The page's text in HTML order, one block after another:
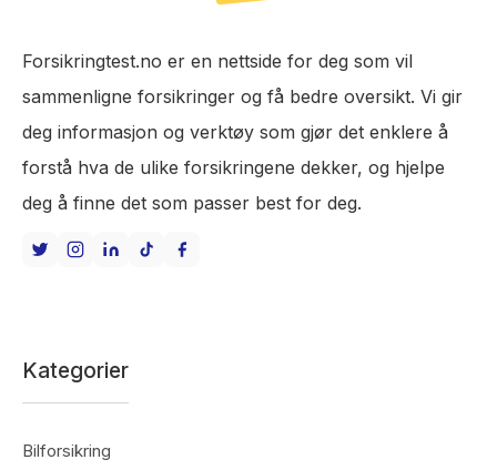
Forsikringtest.no er en nettside for deg som vil
sammenligne forsikringer og få bedre oversikt. Vi gir
deg informasjon og verktøy som gjør det enklere å
forstå hva de ulike forsikringene dekker, og hjelpe
deg å finne det som passer best for deg.
Kategorier
Bilforsikring